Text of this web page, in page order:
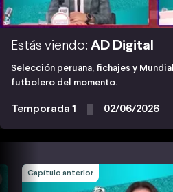
Estás viendo: AD Digital
Selección peruana, fichajes y
futbolero del momento.
Temporada 1 02/06/2026
Capítulo anterior